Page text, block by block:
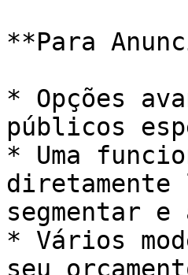
**Para
* Opções
públicos
* Uma
segmentar
* Vários
seu